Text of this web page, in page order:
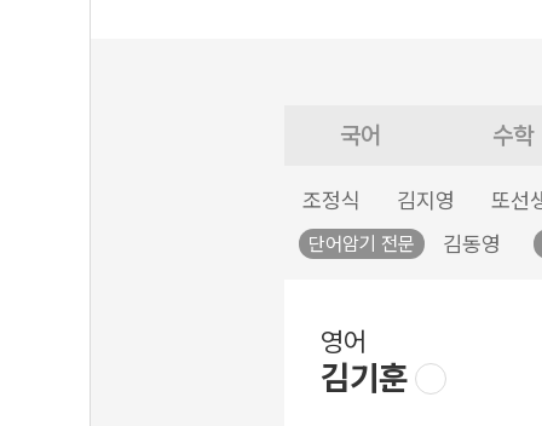
국어 수학
조정식 김지영 또선
단어암기 전문 김동영
영어
김기훈